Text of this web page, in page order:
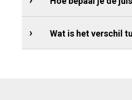
Wat is het verschil